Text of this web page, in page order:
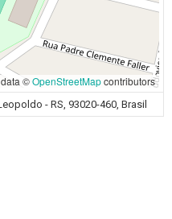
©OpenStreetMapcontributors
- RS, 93020-460, Brasil